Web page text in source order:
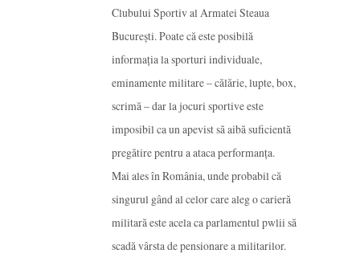
Clubului Sportiv al Armatei Steaua
București. Poate că este posibilă
informația la sporturi individuale,
eminamente militare – călărie, lupte, box,
scrimă – dar la jocuri sportive este
imposibil ca un apevist să aibă suficientă
pregătire pentru a ataca performanța.
Mai ales în România, unde probabil că
singurul gând al celor care aleg o carieră
militară este acela ca parlamentul pwlii să
scadă vârsta de pensionare a militarilor.